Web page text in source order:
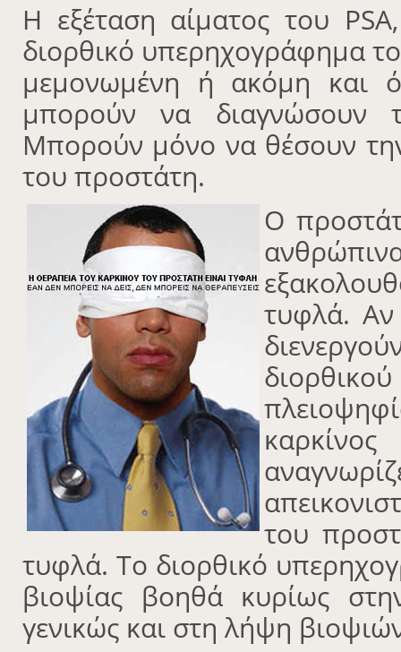
Η εξέταση αίματος του
διορθικό υπερηχογράφημα
μεμονωμένη ή ακόμη και
μπορούν να διαγνώσουν
Μπορούν μόνο να θέσουν
του προστάτη.
Ο
τυφλά. Αν
του
τυφλά. Το διορθικό
βιοψίας βοηθά κυρίως
γενικώς και στη λήψη